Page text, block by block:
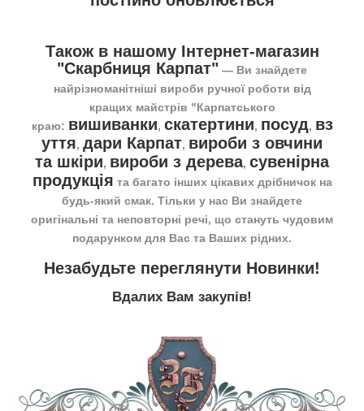
Також в нашому Інтернет-магазин
"Скарбниця Карпат" ― Ви знайдете
найрізноманітніші вироби ручної роботи від
кращих майстрів "Карпатського
краю: вишиванки, скатертини, посуд, вз
уття, дари Карпат, вироби з овчини
та шкіри, вироби з дерева, сувенірна
продукція та багато інших цікавих дрібничок на
будь-який смак. Тільки у нас Ви знайдете
оригінальні та неповторні речі, що стануть чудовим
подарунком для Вас та Ваших рідних.
Незабудьте переглянути Новинки!
Вдалих Вам закупів!